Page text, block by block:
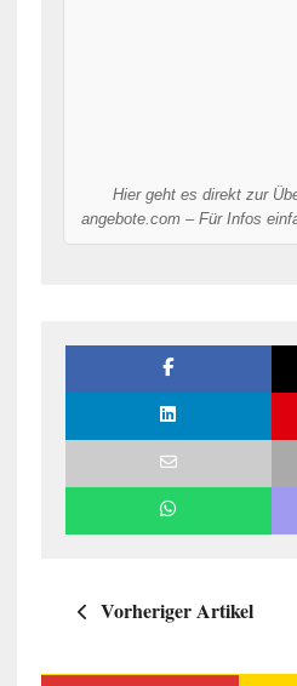
Hier geht es direkt zur
angebote.com – Für Infos
Vorheriger Artikel